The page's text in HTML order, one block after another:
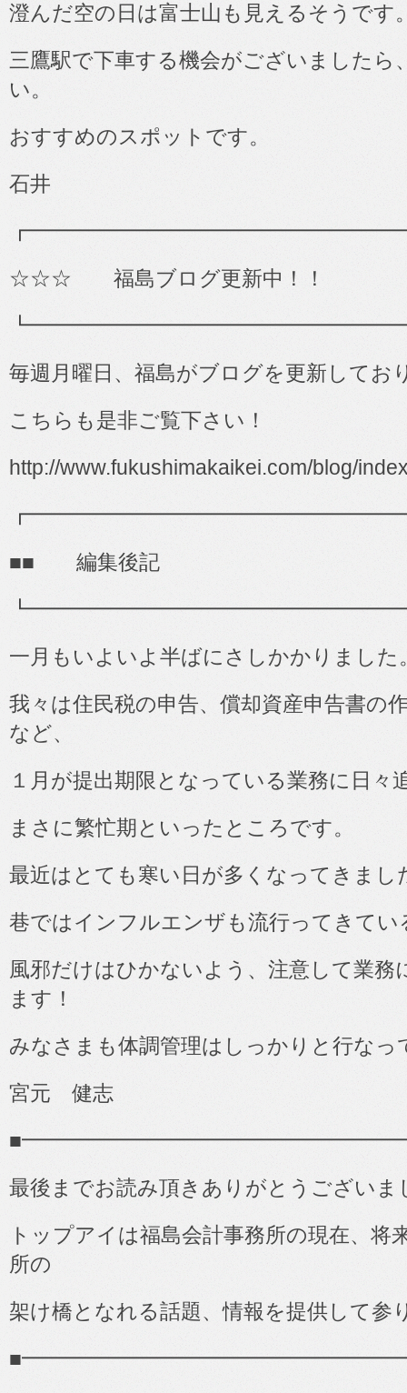
澄んだ空の日は富士山も見えるそうです
三鷹駅で下車する機会がございましたら
い。
おすすめのスポットです。
石井
☆☆☆ 福島ブログ更新中！！
毎週月曜日、福島がブログを更新してお
こちらも是非ご覧下さい！
http://www.fukushimakaikei.com/blog/
■■ 編集後記
一月もいよいよ半ばにさしかかりました
我々は住民税の申告、償却資産申告書の
など、
１月が提出期限となっている業務に日々
まさに繁忙期といったところです。
最近はとても寒い日が多くなってきまし
巷ではインフルエンザも流行ってきてい
風邪だけはひかないよう、注意して業
ます！
みなさまも体調管理はしっかりと行なっ
宮元 健志
■
最後までお読み頂きありがとうございま
トップアイは福島会計事務所の現在、将
所の
架け橋となれる話題、情報を提供して参
■